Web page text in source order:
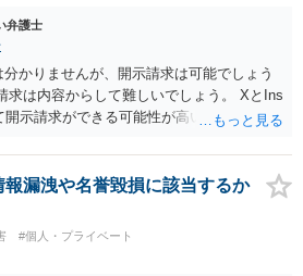
弁護士
かりませんが、開示請求は可能でしょう
は内容からして難しいでしょう。 XとIns
示請求ができる可能性が高いでしょう。
ントが削除されている場合、今から進め
うに思われます。 相手を特定できた場
を負担させることは可能でしょうか？ →
れば負担させることができるでしょう。
実際の弁護士費用が認められる場合と認
いえないところでしょう。
漏洩や名誉毀損に該当するか
#個人・プライベート